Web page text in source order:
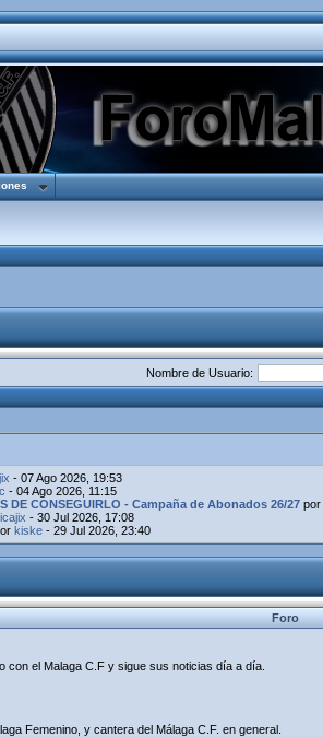
Nombre de Usuario:
- 07 Ago 2026, 19:53
- 04 Ago 2026, 11:15
DE CONSEGUIRLO - Campaña de Abonados 26/27 por
- 30 Jul 2026, 17:08
kiske - 29 Jul 2026, 23:40
Foro
con el Malaga C.F y sigue sus noticias día a día.
Femenino, y cantera del Málaga C.F. en general.